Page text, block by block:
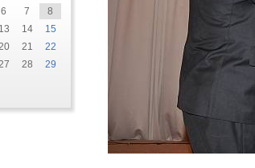
6 7
8
13 14
15
21
22
28
29